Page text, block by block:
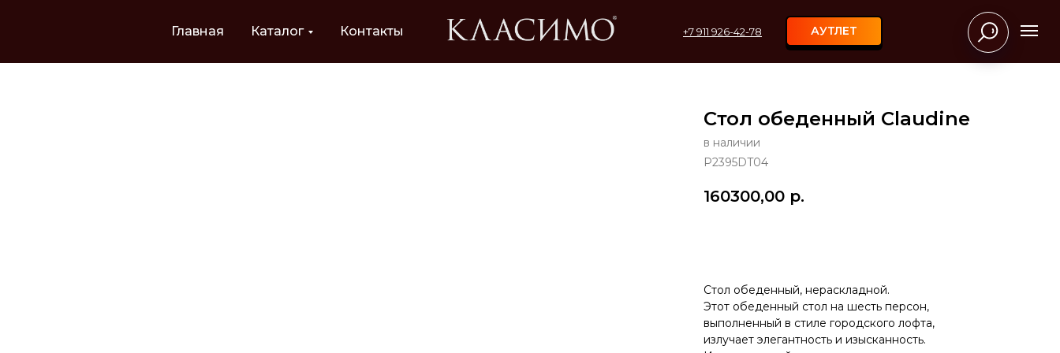
Главная Каталог Контакты +7 911 926-42-78 АУТЛЕТ
Стол обеденный Claudine
в наличии
P2395DT04
160300,00 р.
Стол обеденный, нераскладной.
Этот обеденный стол на шесть персон,
выполненный в стиле городского лофта,
излучает элегантность и изысканность.